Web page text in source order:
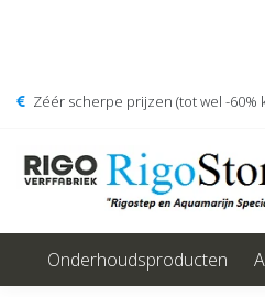
Zéér scherpe prijzen (tot wel -60%
Onderhoudsproducten